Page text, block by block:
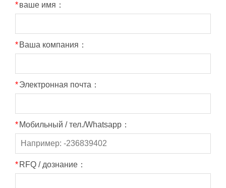
*ваше имя：
* Ваша компания：
*Электронная почта：
* Мобильный / тел./Whatsapp：
* RFQ / дознание：